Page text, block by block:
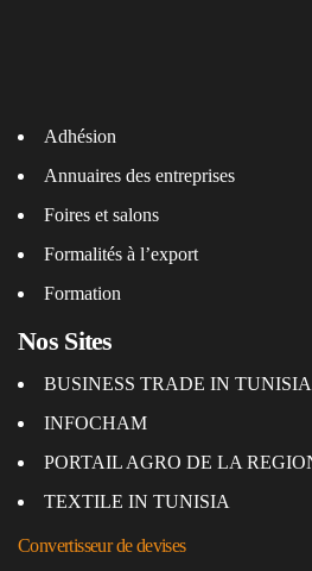
Adhésion
Annuaires des entreprises
Foires et salons
Formalités à l’export
Formation
Nos Sites
BUSINESS TRADE IN TUNISIA
INFOCHAM
PORTAIL AGRO DE LA
TEXTILE IN TUNISIA
Convertisseur de devises